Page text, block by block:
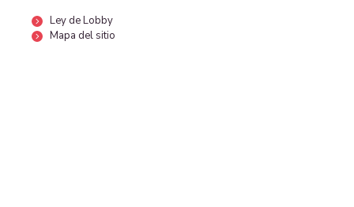
Ley de Lobby
Mapa del sitio